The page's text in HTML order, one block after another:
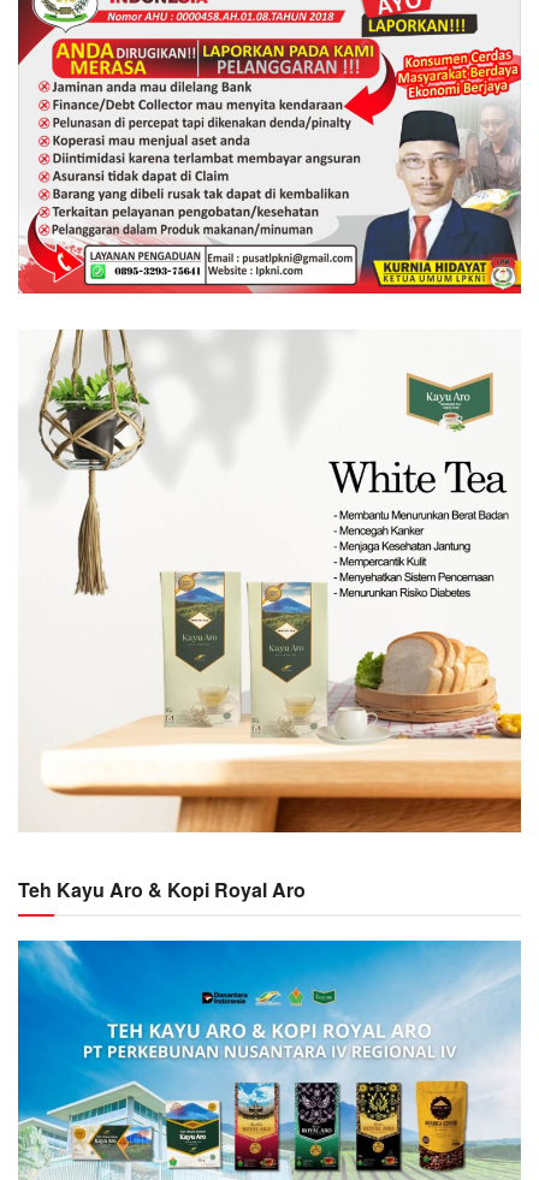
Teh Kayu Aro & Kopi Royal Aro